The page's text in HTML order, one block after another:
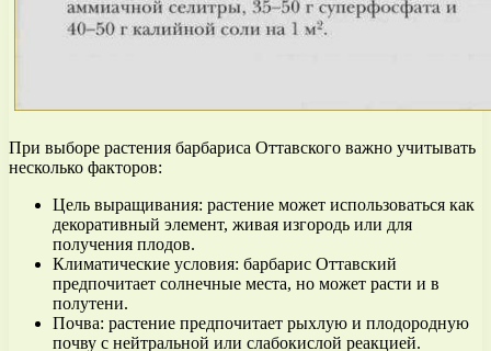
При выборе растения барбариса Оттавского важно учитывать
несколько факторов:
Цель выращивания: растение может использоваться как
декоративный элемент, живая изгородь или для
получения плодов.
Климатические условия: барбарис Оттавский
предпочитает солнечные места, но может расти и в
полутени.
Почва: растение предпочитает рыхлую и плодородную
почву с нейтральной или слабокислой реакцией.